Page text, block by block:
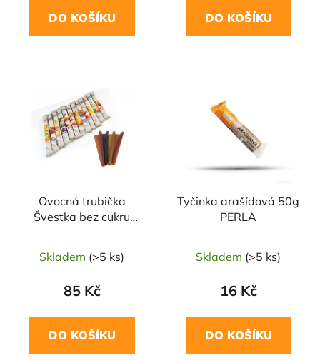
DO KOŠÍKU DO KOŠÍKU
Ovocná trubička
Švestka bez cukru
Skladem (>5 ks)
85 Kč
DO KOŠÍKU
Tyčinka arašídová 50g
PERLA
Skladem (>5 ks)
16 Kč
DO KOŠÍKU